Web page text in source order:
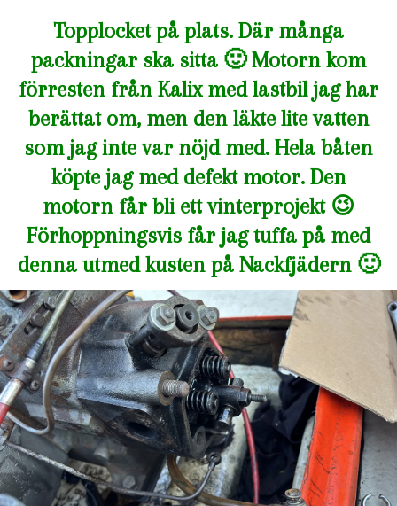
Topplocket på plats. Där många
packningar ska sitta 🙂 Motorn kom
förresten från Kalix med lastbil jag har
berättat om, men den läkte lite vatten
som jag inte var nöjd med. Hela båten
köpte jag med defekt motor. Den
motorn får bli ett vinterprojekt 😉
Förhoppningsvis får jag tuffa på med
denna utmed kusten på Nackfjädern 🙂